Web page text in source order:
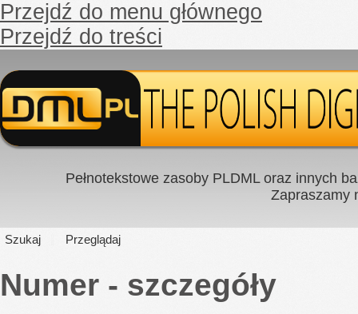
Przejdź do menu głównego
Przejdź do treści
Pełnotekstowe zasoby PLDML oraz innych
Zapraszamy
Szukaj Przeglądaj
Numer - szczegóły